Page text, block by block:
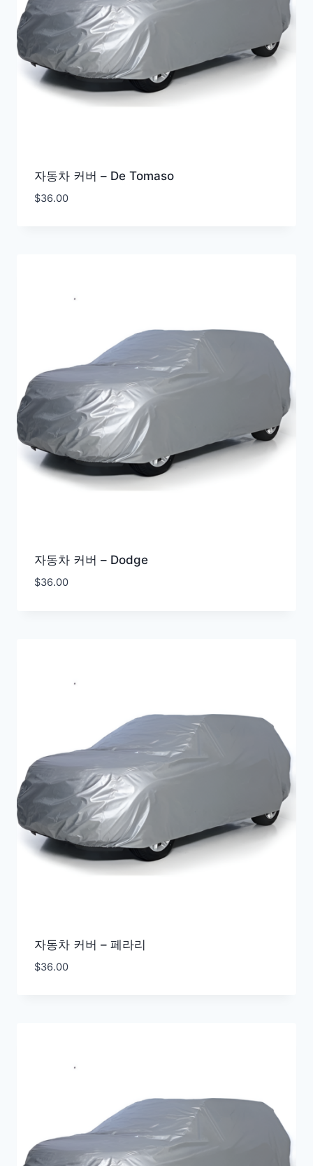
자동차 커버 – De Tomaso
$36.00
자동차 커버 – Dodge
$36.00
자동차 커버 – 페라리
$36.00